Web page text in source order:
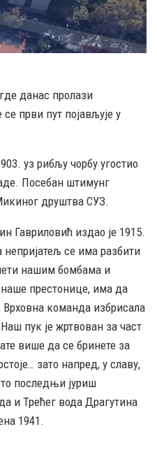
данас пролази
први пут појављује у
уз рибљу чорбу угостио
Посебан штимунг
друштва СУЗ.
Гавриловић издао је 1915.
непријатељ се има разбити
нашим бомбама и
престонице, има да
Врховна команда избрисала
пук је жртвован за част
више да се бринете за
зато напред, у славу,
последњи јуриш
и Трећег вода Драгутина
1941.